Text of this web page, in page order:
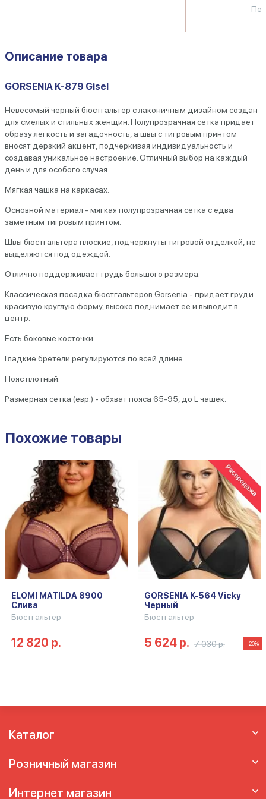
Описание товара
GORSENIA K-879 Gisel
Невесомый черный бюстгальтер с лаконичным дизайном создан
для смелых и стильных женщин. Полупрозрачная сетка придает
образу легкость и загадочность, а швы с тигровым принтом
вносят дерзкий акцент, подчёркивая индивидуальность и
создавая уникальное настроение. Отличный выбор на каждый
день и для особого случая.
Мягкая чашка на каркасах.
Основной материал - мягкая полупрозрачная сетка с едва
заметным тигровым принтом.
Швы бюстгальтера плоские, подчеркнуты тигровой отделкой, не
выделяются под одеждой.
Отлично поддерживает грудь большого размера.
Классическая посадка бюстгальтеров Gorsenia - придает груди
красивую круглую форму, высоко поднимает ее и выводит в
центр.
Есть боковые косточки.
Гладкие бретели регулируются по всей длине.
Пояс плотный.
Размерная сетка (евр.) - обхват пояса 65-95, до L чашек.
Похожие товары
ELOMI MATILDA 8900
Слива
Бюстгальтер
12 820 р.
GORSENIA K-564 Vicky
Черный
Бюстгальтер
5 624 р. 7 030 р. -20%
Каталог
Розничный магазин
Интернет магазин